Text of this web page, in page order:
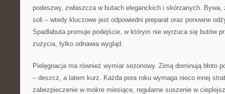
podeszwy, zwłaszcza w butach eleganckich i skórzanych.
soli – wtedy kluczowe jest odpowiedni preparat oraz ponowne
Spadlabuta promuje podejście, w którym nie wyrzuca się butów
zużycia, tylko odnawia wygląd.
Pielęgnacja ma również wymiar sezonowy. Zimą dominują błoto
– deszcz, a latem kurz. Każda pora roku wymaga nieco innej
zabezpieczenie w mokre miesiące, regularne suszenie w